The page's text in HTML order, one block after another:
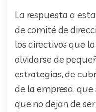
La respuesta a
de comité de
los directivos que
olvidarse de
estrategias, de
de la empresa,
que no dejan de